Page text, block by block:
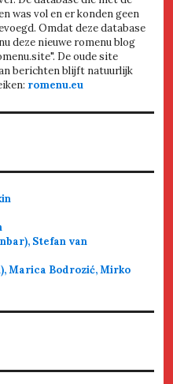
was vol en er konden geen
Omdat deze database
deze nieuwe romenu blog
De oude site
berichten blijft natuurlijk
romenu.eu
Stefan van
Marica Bodrozić, Mirko